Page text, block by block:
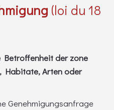
(loi du 18
Betroffenheit der zone
Habitate, Arten oder
Genehmigungsanfrage